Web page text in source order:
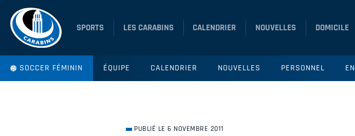
SPORTS LES CARABINS CALENDRIER NOUVELLES DOMICILE
SOCCER FÉMININ ÉQUIPE CALENDRIER NOUVELLES PERSONNEL
PUBLIÉ LE 6 NOVEMBRE 2011